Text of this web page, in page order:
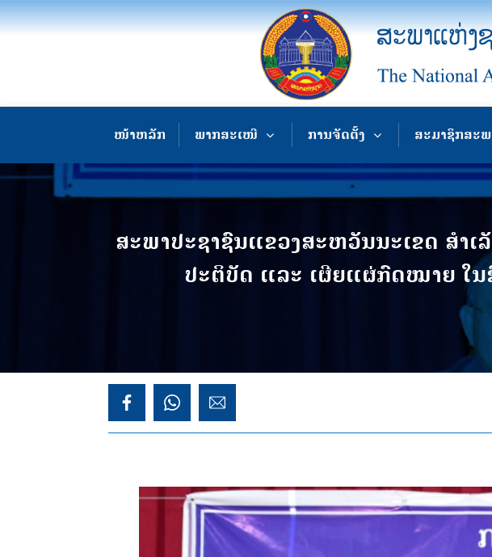
ໜ້າຫລັກ ພາກສະເໜີ ການຈັດຕັ້ງ ສະມາຊິກສະພ
ສະພາປະຊາຊົນແຂວງສະຫວັນນະເຂດ ສຳ
ປະຕິບັດ ແລະ ເຜີຍແຜ່ກົດໝາຍ ໃນ